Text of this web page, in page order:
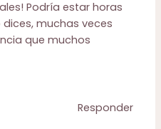
Podría estar horas
muchas veces
que muchos
Responder